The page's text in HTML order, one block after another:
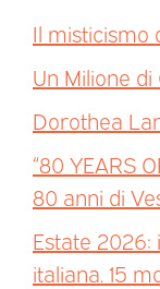
Il misticismo
Un Milione di
Dorothea
“80 YEARS
80 anni di
Estate 2026:
italiana. 15